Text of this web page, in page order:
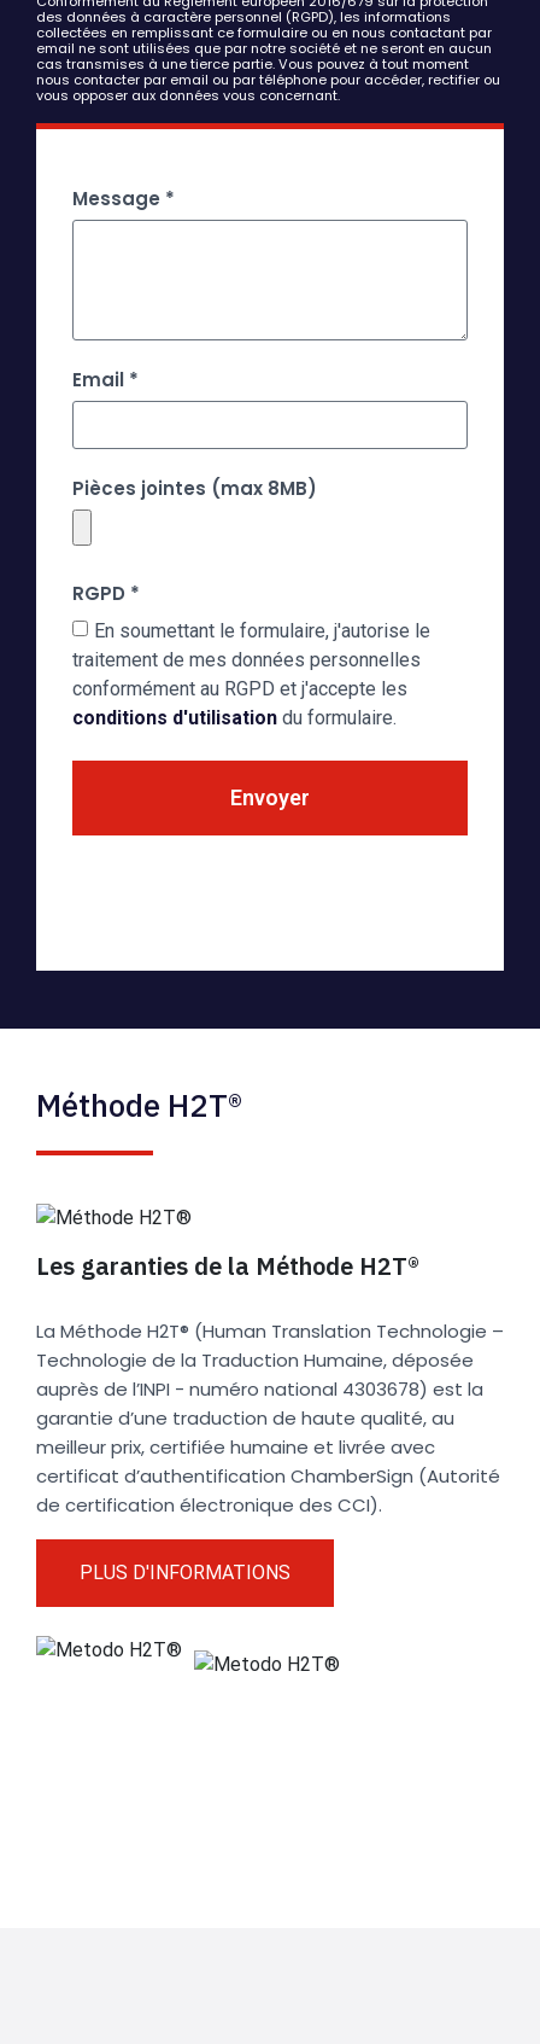
des données à caractère personnel (RGPD), les informations
collectées en remplissant ce formulaire ou en nous contactant par
email ne sont utilisées que par notre société et ne seront en aucun
cas transmises à une tierce partie. Vous pouvez à tout moment
nous contacter par email ou par téléphone pour accéder, rectifier ou
vous opposer aux données vous concernant.
Méthode H2T®
Les garanties de la Méthode H2T®
La Méthode H2T® (Human Translation Technologie –
Technologie de la Traduction Humaine, déposée
auprès de l’INPI - numéro national 4303678) est la
garantie d’une traduction de haute qualité, au
meilleur prix, certifiée humaine et livrée avec
certificat d’authentification ChamberSign (Autorité
de certification électronique des CCI).
PLUS D'INFORMATIONS